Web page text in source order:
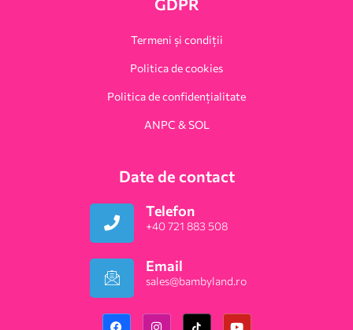
Termeni și condiții
Politica de cookies
Politica de confidențialitate
ANPC & SOL
Date de contact
Telefon
+40 721 883 508
Email
sales@bambyland.ro​